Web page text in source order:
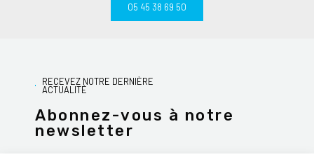
05 45 38 69 50
RECEVEZ NOTRE DERNIÈRE
ACTUALITÉ
Abonnez-vous à notre
newsletter